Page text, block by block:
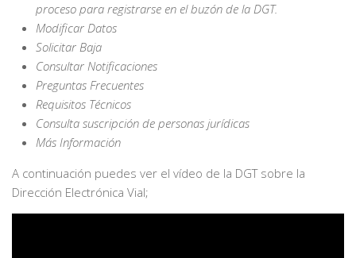
proceso para registrarse en el buzón de la DGT.
Modificar Datos
Solicitar Baja
Consultar Notificaciones
Preguntas Frecuentes
Requisitos Técnicos
Consulta suscripción de personas jurídicas
Más Información
A continuación puedes ver el vídeo de la DGT sobre la
Dirección Electrónica Vial;